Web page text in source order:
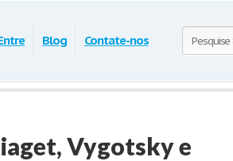
Blog Contate-nos
Vygotsky e